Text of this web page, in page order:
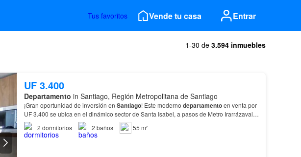
Tus favoritos Vende tu casa Entrar
1-30 de 3.594 inmuebles
UF 3.400
Departamento in Santiago, Región Metropolitana de Santiago
¡Gran oportunidad de inversión en Santiago! Este moderno departamentoen venta por
UF 3.400 se ubica en el dinámico sector de Santa Isabel, a pasos de Metro Irarrázaval y
rodeado de una variada oferta…
2 dormitorios 2 baños 55 m²